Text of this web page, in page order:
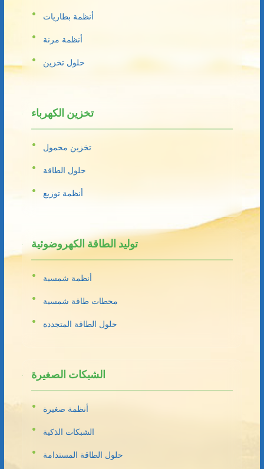
أنظمة بطاريات
أنظمة مرنة
حلول تخزين
تخزين الكهرباء
تخزين محمول
حلول الطاقة
أنظمة توزيع
توليد الطاقة الكهروضوئية
أنظمة شمسية
محطات طاقة شمسية
حلول الطاقة المتجددة
الشبكات الصغيرة
أنظمة صغيرة
الشبكات الذكية
حلول الطاقة المستدامة